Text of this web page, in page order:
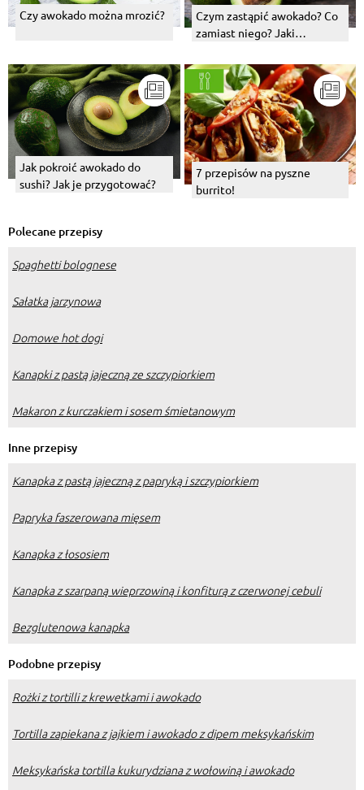
Czy awokado można mrozić?
Czym zastąpić awokado? Co
zamiast niego? Jaki
Jak pokroić awokado do
sushi? Jak je przygotować?
7 przepisów na pyszne
burrito!
Polecane przepisy
Spaghetti bolognese
Sałatka jarzynowa
Domowe hot dogi
Kanapki z pastą jajeczną ze szczypiorkiem
Makaron z kurczakiem i sosem śmietanowym
Inne przepisy
Kanapka z pastą jajeczną z papryką i szczypiorkiem
Papryka faszerowana mięsem
Kanapka z łososiem
Kanapka z szarpaną wieprzowiną i konfiturą z czerwonej cebuli
Bezglutenowa kanapka
Podobne przepisy
Rożki z tortilli z krewetkami i awokado
Tortilla zapiekana z jajkiem i awokado z dipem meksykańskim
Meksykańska tortilla kukurydziana z wołowiną i awokado